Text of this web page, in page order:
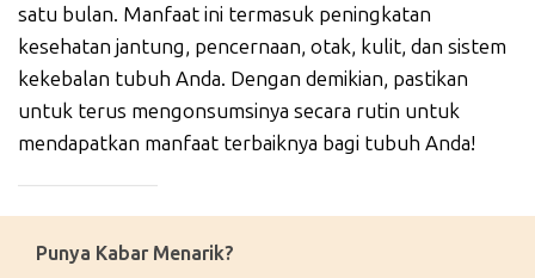
satu bulan. Manfaat ini termasuk peningkatan
kesehatan jantung, pencernaan, otak, kulit, dan sistem
kekebalan tubuh Anda. Dengan demikian, pastikan
untuk terus mengonsumsinya secara rutin untuk
mendapatkan manfaat terbaiknya bagi tubuh Anda!
Punya Kabar Menarik?